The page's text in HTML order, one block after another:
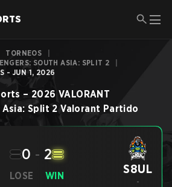
TORNEOS
SOUTH ASIA: SPLIT 2
- JUN 1, 2026
– 2026 VALORANT
Split 2 Valorant Partido
LOSE
0 - 2
WIN S8UL
-